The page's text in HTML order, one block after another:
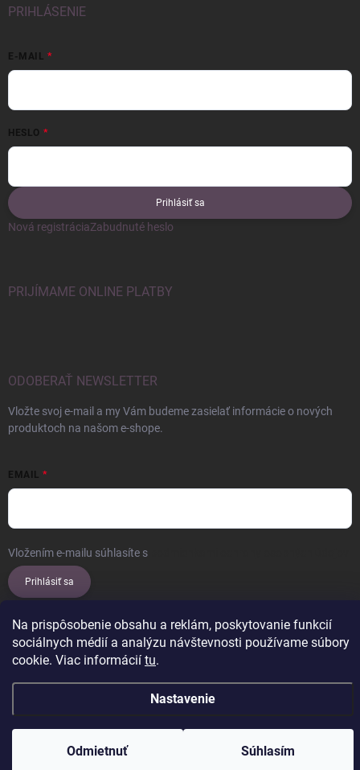
Na prispôsobenie obsahu a reklám, poskytovanie funkcií
sociálnych médií a analýzu návštevnosti používame súbory
cookie. Viac informácií tu.
Nastavenie
Odmietnuť Súhlasím
PRIHLÁSENIE
E-MAIL
HESLO
Prihlásiť sa
Nová registráciaZabudnuté heslo
PRIJÍMAME ONLINE PLATBY
ODOBERAŤ NEWSLETTER
Vložte svoj e-mail a my Vám budeme zasielať informácie o nových
produktoch na našom e-shope.
EMAIL
Vložením e-mailu súhlasíte s
Prihlásiť sa
Vytvoril Shoptet
Copyright 2026ERROW. Všetky práva vyhradené.